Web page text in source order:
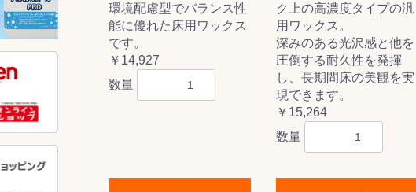
環境配慮型でバランス性
能に優れた床用ワックス
です。
￥14,927
数量
ク上の高濃度タイプの汎
用ワックス。
深みのある光沢感と他を
圧倒する耐久性を発揮
し、長期間床の美観を実
現できます。
￥15,264
数量